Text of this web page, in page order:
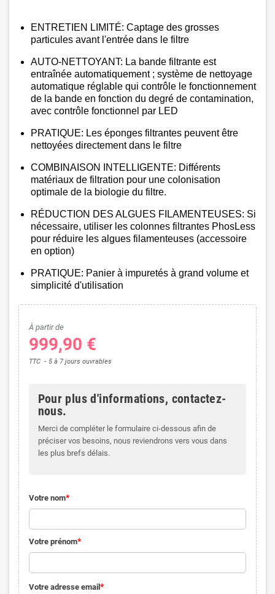
ENTRETIEN LIMITÉ​​: Captage des grosses
particules avant l'entrée dans le filtre
AUTO-NETTOYANT​​: La bande filtrante est
entraînée automatiquement ; système de nettoyage
automatique réglable qui contrôle le fonctionnement
de la bande en fonction du degré de contamination,
avec contrôle fonctionnel par LED
PRATIQUE​​: Les éponges filtrantes peuvent être
nettoyées directement dans le filtre
COMBINAISON INTELLIGENTE: Différents
matériaux de filtration pour une colonisation
optimale de la biologie du filtre.
RÉDUCTION DES ALGUES FILAMENTEUSES: Si
nécessaire, utiliser les colonnes filtrantes PhosLess
pour réduire les algues filamenteuses (accessoire
en option)
PRATIQUE: Panier à impuretés à grand volume et
simplicité d'utilisation
À partir de
999,90 €
TTC 5 à 7 jours ouvrables
Pour plus d'informations, contactez-
nous.
Merci de compléter le formulaire ci-dessous afin de
préciser vos besoins, nous reviendrons vers vous dans
les plus brefs délais.
Votre nom
Votre prénom
Votre adresse email